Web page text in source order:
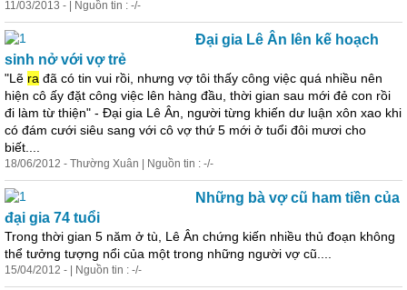
11/03/2013 - | Nguồn tin : -/-
Đại gia Lê Ân lên kế hoạch
sinh nở với vợ trẻ
"Lẽ ra đã có tin vui rồi, nhưng vợ tôi thấy công việc quá nhiều nên
hiện cô ấy đặt công việc lên hàng đầu, thời gian sau mới đẻ con rồi
đi làm từ thiện" - Đại gia Lê Ân, người từng khiến dư luận xôn xao khi
có đám cưới siêu sang với cô vợ thứ 5 mới ở tuổi đôi mươi cho
biết....
18/06/2012 - Thường Xuân | Nguồn tin : -/-
Những bà vợ cũ ham tiền của
đại gia 74 tuổi
Trong thời gian 5 năm ở tù, Lê Ân chứng kiến nhiều thủ đoạn không
thể tưởng tượng nổi của một trong những người vợ cũ....
15/04/2012 - | Nguồn tin : -/-